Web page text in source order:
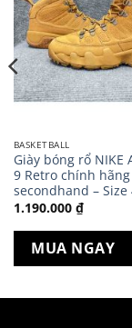
BASKETBALL
Giày bóng rổ NIKE
9 Retro chính hãng
secondhand – Size
1.190.000 ₫
MUA NGAY